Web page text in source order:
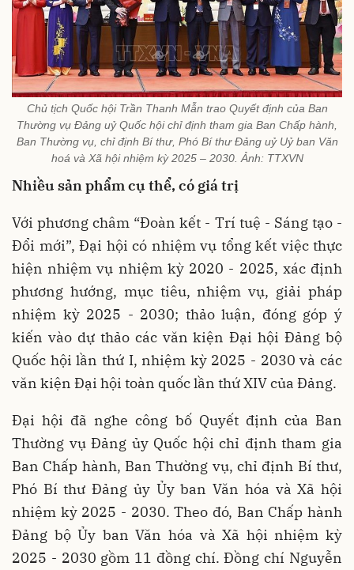
Chủ tịch Quốc hội Trần Thanh Mẫn trao Quyết định của Ban
Thường vụ Đảng uỷ Quốc hội chỉ định tham gia Ban Chấp hành,
Ban Thường vụ, chỉ định Bí thư, Phó Bí thư Đảng uỷ Uỷ ban Văn
hoá và Xã hội nhiệm kỳ 2025 – 2030. Ảnh: TTXVN
Nhiều sản phẩm cụ thể, có giá trị
Với phương châm “Đoàn kết - Trí tuệ - Sáng tạo -
Đổi mới”, Đại hội có nhiệm vụ tổng kết việc thực
hiện nhiệm vụ nhiệm kỳ 2020 - 2025, xác định
phương hướng, mục tiêu, nhiệm vụ, giải pháp
nhiệm kỳ 2025 - 2030; thảo luận, đóng góp ý
kiến vào dự thảo các văn kiện Đại hội Đảng bộ
Quốc hội lần thứ I, nhiệm kỳ 2025 - 2030 và các
văn kiện Đại hội toàn quốc lần thứ XIV của Đảng.
Đại hội đã nghe công bố Quyết định của Ban
Thường vụ Đảng ủy Quốc hội chỉ định tham gia
Ban Chấp hành, Ban Thường vụ, chỉ định Bí thư,
Phó Bí thư Đảng ủy Ủy ban Văn hóa và Xã hội
nhiệm kỳ 2025 - 2030. Theo đó, Ban Chấp hành
Đảng bộ Ủy ban Văn hóa và Xã hội nhiệm kỳ
2025 - 2030 gồm 11 đồng chí. Đồng chí Nguyễn